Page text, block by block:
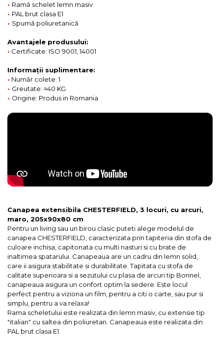
• Ramă schelet lemn masiv
• PAL brut clasa E1
• Spumă poliuretanică
Avantajele produsului:
• Certificate: ISO 9001, 14001
Informații suplimentare:
• Număr colete: 1
• Greutate: ≈40 KG
• Origine: Produs in Romania
Canapea extensibila CHESTERFIELD, 3 locuri, cu arcuri,
maro, 205x90x80 cm
Pentru un living sau un birou clasic puteti alege modelul de
canapea CHESTERFIELD, caracterizata prin tapiteria din stofa de
culoare inchisa, capitonata cu multi nasturi si cu brate de
inaltimea spatarului. Canapeaua are un cadru din lemn solid,
care ii asigura stabilitate si durabilitate. Tapitata cu stofa de
calitate superioara si a sezutului cu plasa de arcuri tip Bonnel,
canapeaua asigura un confort optim la sedere. Este locul
perfect pentru a viziona un film, pentru a citi o carte, sau pur si
simplu, pentru a va relaxa!
Rama scheletului este realizata din lemn masiv, cu extensie tip
"italian" cu saltea din poliuretan. Canapeaua este realizata din
PAL brut clasa E1.